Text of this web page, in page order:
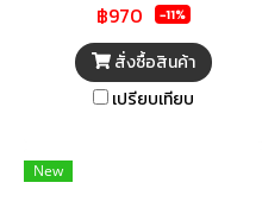
฿970 -11%
สั่งซื้อสินค้า
เปรียบเทียบ
New